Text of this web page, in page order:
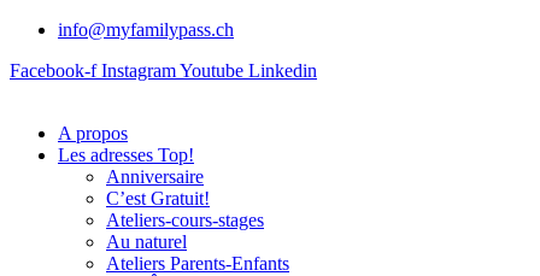
info@myfamilypass.ch
Facebook-f InstagramYoutube Linkedin
A propos
Les adresses Top!
Anniversaire
C’est Gratuit!
Ateliers-cours-stages
Au naturel
Ateliers Parents-Enfants